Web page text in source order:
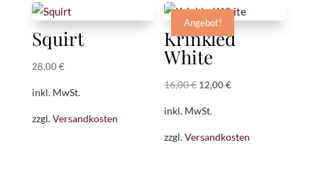
Squirt
28,00 €
inkl. MwSt.
zzgl.Versandkosten
Angebot!
Krinkled
White
16,00€ Ursprünglicher
16,00 €
12,00€
12,00 €.
inkl. MwSt.
zzgl.Versandkosten